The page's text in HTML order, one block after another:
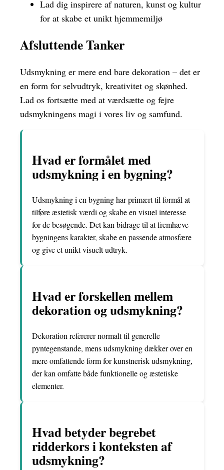
Lad dig inspirere af naturen, kunst og kultur
for at skabe et unikt hjemmemiljø
Afsluttende Tanker
Udsmykning er mere end bare dekoration – det er
en form for selvudtryk, kreativitet og skønhed.
Lad os fortsætte med at værdsætte og fejre
udsmykningens magi i vores liv og samfund.
Hvad er formålet med
udsmykning i en bygning?
Udsmykning i en bygning har primært til formål at
tilføre æstetisk værdi og skabe en visuel interesse
for de besøgende. Det kan bidrage til at fremhæve
bygningens karakter, skabe en passende atmosfære
og give et unikt visuelt udtryk.
Hvad er forskellen mellem
dekoration og udsmykning?
Dekoration refererer normalt til generelle
pyntegenstande, mens udsmykning dækker over en
mere omfattende form for kunstnerisk udsmykning,
der kan omfatte både funktionelle og æstetiske
elementer.
Hvad betyder begrebet
ridderkors i konteksten af ​​
udsmykning?